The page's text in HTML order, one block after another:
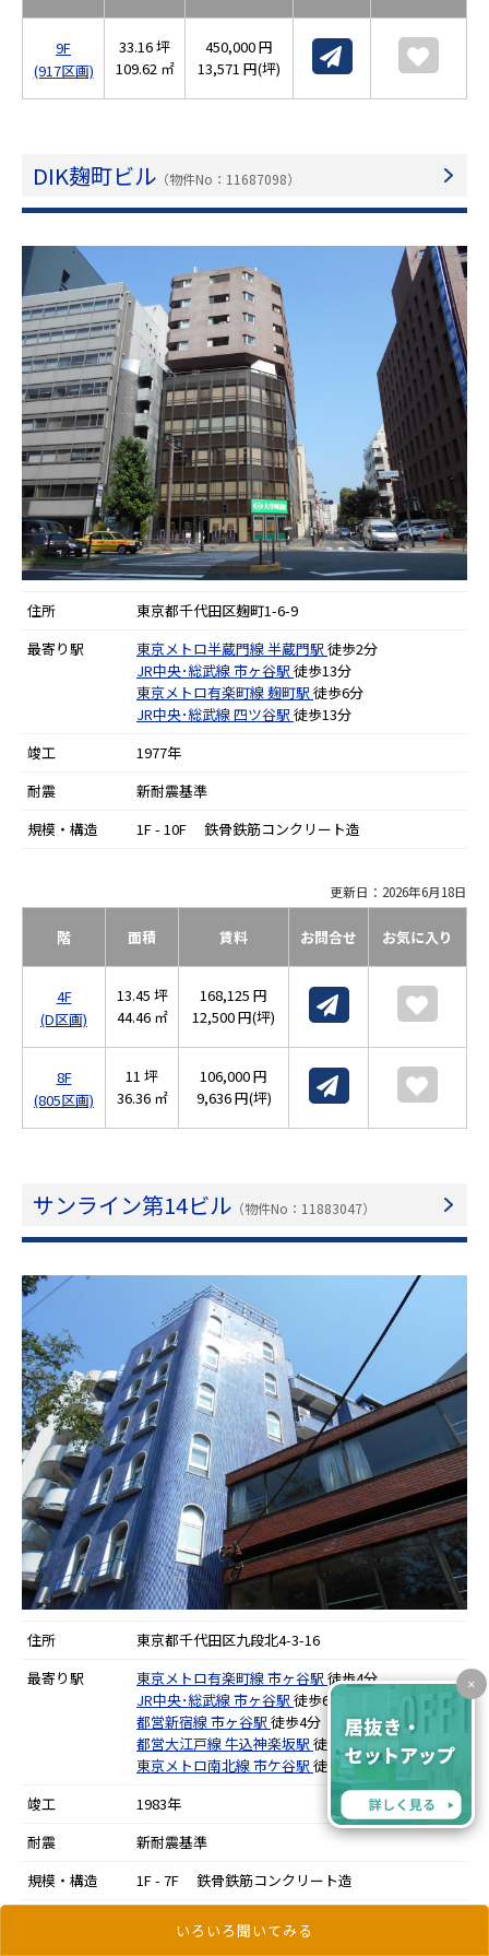
いろいろ聞いてみる
×
9F
(917区画)
33.16 坪
109.62 ㎡
450,000 円
13,571 円(坪)
DIK麹町ビル （物件No：11687098）
住所
東京都千代田区麹町1-6-9
最寄り駅
東京メトロ半蔵門線半蔵門駅 徒歩2分
JR中央･総武線市ヶ谷駅 徒歩13分
東京メトロ有楽町線麹町駅 徒歩6分
JR中央･総武線四ツ谷駅 徒歩13分
竣工
1977年
耐震
新耐震基準
規模・構造
1F - 10F 鉄骨鉄筋コンクリート造
更新日：2026年6月18日
階 面積 賃料 お問合せ お気に入り
4F
(D区画)
13.45 坪
44.46 ㎡
168,125 円
12,500 円(坪)
8F
(805区画)
11 坪
36.36 ㎡
106,000 円
9,636 円(坪)
サンライン第14ビル （物件No：11883047）
住所
東京都千代田区九段北4-3-16
最寄り駅
東京メトロ有楽町線市ヶ谷駅 徒歩4分
JR中央･総武線市ヶ谷駅 徒歩6分
都営新宿線市ヶ谷駅 徒歩4分
都営大江戸線牛込神楽坂駅 徒歩10分
東京メトロ南北線市ケ谷駅 徒歩5分
竣工
1983年
耐震
新耐震基準
規模・構造
1F - 7F 鉄骨鉄筋コンクリート造